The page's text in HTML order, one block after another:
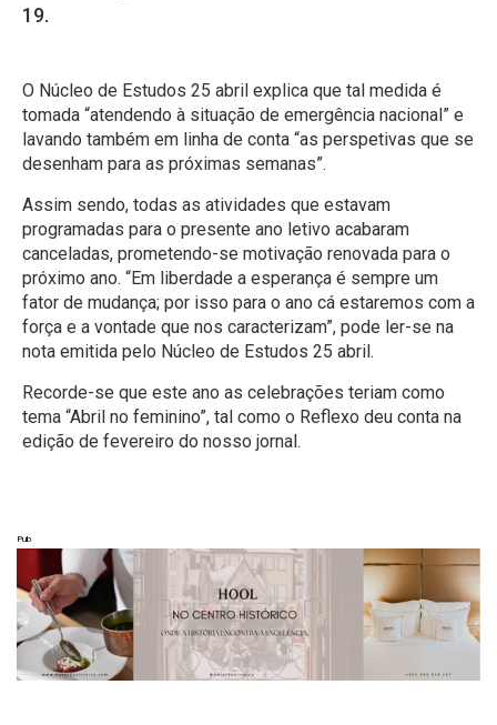
19.
O Núcleo de Estudos 25 abril explica que tal medida é
tomada “atendendo à situação de emergência nacional” e
lavando também em linha de conta “as perspetivas que se
desenham para as próximas semanas”.
Assim sendo, todas as atividades que estavam
programadas para o presente ano letivo acabaram
canceladas, prometendo-se motivação renovada para o
próximo ano. “Em liberdade a esperança é sempre um
fator de mudança; por isso para o ano cá estaremos com a
força e a vontade que nos caracterizam”, pode ler-se na
nota emitida pelo Núcleo de Estudos 25 abril.
Recorde-se que este ano as celebrações teriam como
tema “Abril no feminino”, tal como o Reflexo deu conta na
edição de fevereiro do nosso jornal.
Pub